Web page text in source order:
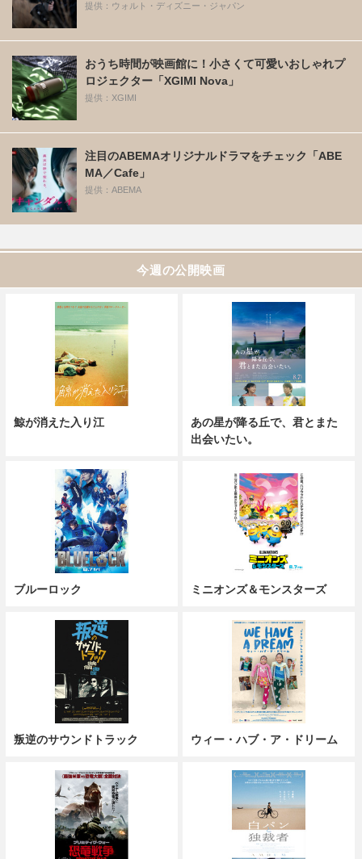
提供：ウォルト・ディズニー・ジャパン
おうち時間が映画館に！小さくて可愛いおしゃれプ
ロジェクター「XGIMI Nova」
提供：XGIMI
注目のABEMAオリジナルドラマをチェック「ABE
MA／Cafe」
提供：ABEMA
今週の公開映画
鯨が消えた入り江
あの星が降る丘で、君とまた
出会いたい。
ブルーロック ミニオンズ＆モンスターズ
叛逆のサウンドトラック ウィー・ハブ・ア・ドリーム